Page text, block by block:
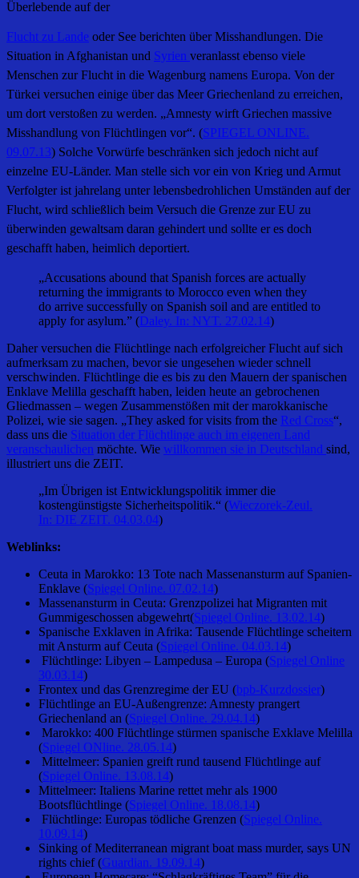
Überlebende auf der
Flucht zu Lande oder See berichten über Misshandlungen. Die
Situation in Afghanistan und Syrien veranlasst ebenso viele
Menschen zur Flucht in die Wagenburg namens Europa. Von der
Türkei versuchen einige über das Meer Griechenland zu erreichen,
um dort verstoßen zu werden. „Amnesty wirft Griechen massive
Misshandlung von Flüchtlingen vor“. (SPIEGEL ONLINE.
09.07.13) Solche Vorwürfe beschränken sich jedoch nicht auf
einzelne EU-Länder. Man stelle sich vor ein von Krieg und Armut
Verfolgter ist jahrelang unter lebensbedrohlichen Umständen auf der
Flucht, wird schließlich beim Versuch die Grenze zur EU zu
überwinden gewaltsam daran gehindert und sollte er es doch
geschafft haben, heimlich deportiert.
„Accusations abound that Spanish forces are actually
returning the immigrants to Morocco even when they
do arrive successfully on Spanish soil and are entitled to
apply for asylum.” (Daley. In: NYT. 27.02.14)
Daher versuchen die Flüchtlinge nach erfolgreicher Flucht auf sich
aufmerksam zu machen, bevor sie ungesehen wieder schnell
verschwinden. Flüchtlinge die es bis zu den Mauern der spanischen
Enklave Melilla geschafft haben, leiden heute an gebrochenen
Gliedmassen – wegen Zusammenstößen mit der marokkanische
Polizei, wie sie sagen. „They asked for visits from the Red Cross“,
dass uns die Situation der Flüchtlinge auch im eigenen Land
veranschaulichen möchte. Wie willkommen sie in Deutschland sind,
illustriert uns die ZEIT.
„Im Übrigen ist Entwicklungspolitik immer die
kostengünstigste Sicherheitspolitik.“ (Wieczorek-Zeul.
In: DIE ZEIT. 04.03.04)
Weblinks:
Ceuta in Marokko: 13 Tote nach Massenansturm auf Spanien-
Enklave (Spiegel Online. 07.02.14)
Massenansturm in Ceuta: Grenzpolizei hat Migranten mit
Gummigeschossen abgewehrt(Spiegel Online. 13.02.14)
Spanische Exklaven in Afrika: Tausende Flüchtlinge scheitern
mit Ansturm auf Ceuta (Spiegel Online. 04.03.14)
Flüchtlinge: Libyen – Lampedusa – Europa (Spiegel Online
30.03.14)
Frontex und das Grenzregime der EU (bpb-Kurzdossier)
Flüchtlinge an EU-Außengrenze: Amnesty prangert
Griechenland an (Spiegel Online. 29.04.14)
Marokko: 400 Flüchtlinge stürmen spanische Exklave Melilla
(Spiegel ONline. 28.05.14)
Mittelmeer: Spanien greift rund tausend Flüchtlinge auf
(Spiegel Online. 13.08.14)
Mittelmeer: Italiens Marine rettet mehr als 1900
Bootsflüchtlinge (Spiegel Online. 18.08.14)
Flüchtlinge: Europas tödliche Grenzen (Spiegel Online.
10.09.14)
Sinking of Mediterranean migrant boat mass murder, says UN
rights chief (Guardian. 19.09.14)